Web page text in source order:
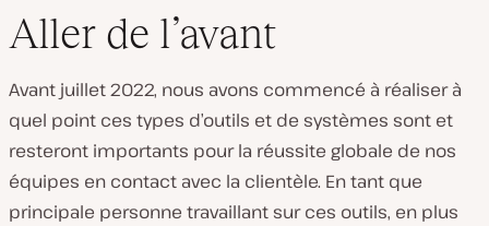
Aller de l’avant
Avant juillet 2022, nous avons commencé à réaliser à
quel point ces types d’outils et de systèmes sont et
resteront importants pour la réussite globale de nos
équipes en contact avec la clientèle. En tant que
principale personne travaillant sur ces outils, en plus